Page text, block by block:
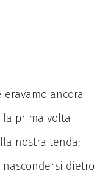
eravamo ancora
la prima volta
nostra tenda;
dietro